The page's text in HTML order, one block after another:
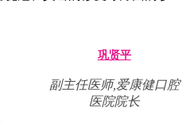
巩贤平
副主任医师,爱康健口腔
医院院长